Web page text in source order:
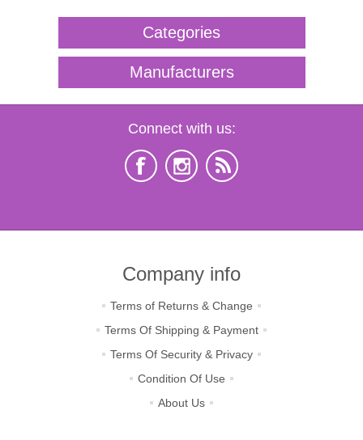
Categories
Manufacturers
Connect with us:
Company info
Terms of Returns & Change
Terms Of Shipping & Payment
Terms Of Security & Privacy
Condition Of Use
About Us